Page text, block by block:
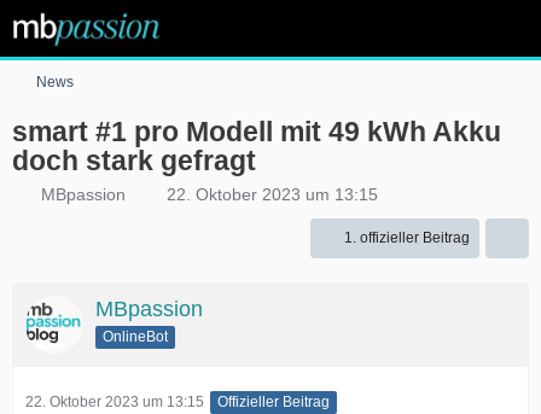
News
smart #1 pro Modell mit 49 kWh Akku
doch stark gefragt
MBpassion 22. Oktober 2023 um 13:15
1. offizieller Beitrag
MBpassion
OnlineBot
22. Oktober 2023 um 13:15 Offizieller Beitrag